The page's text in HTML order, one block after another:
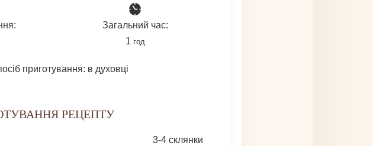
Загальний час:
1 година
год
приготування: в духовці
РЕЦЕПТУ
3-4 склянки